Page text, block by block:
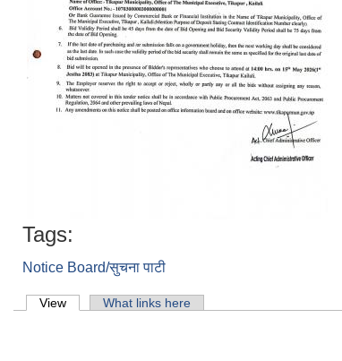
Tags:
Notice Board/सुचना पाटी
Primary tabs
View (active tab)What links here